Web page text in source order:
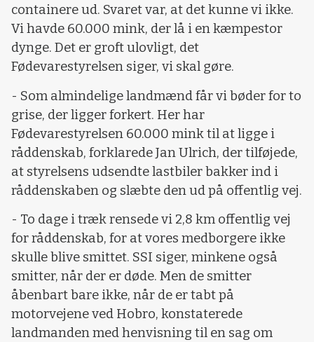
containere ud. Svaret var, at det kunne vi ikke.
Vi havde 60.000 mink, der lå i en kæmpestor
dynge. Det er groft ulovligt, det
Fødevarestyrelsen siger, vi skal gøre.
- Som almindelige landmænd får vi bøder for to
grise, der ligger forkert. Her har
Fødevarestyrelsen 60.000 mink til at ligge i
råddenskab, forklarede Jan Ulrich, der tilføjede,
at styrelsens udsendte lastbiler bakker ind i
råddenskaben og slæbte den ud på offentlig vej.
- To dage i træk rensede vi 2,8 km offentlig vej
for råddenskab, for at vores medborgere ikke
skulle blive smittet. SSI siger, minkene også
smitter, når der er døde. Men de smitter
åbenbart bare ikke, når de er tabt på
motorvejene ved Hobro, konstaterede
landmanden med henvisning til en sag om